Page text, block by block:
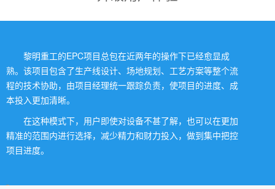
黎明重工的EPC项目总包在近两年的操作下已经愈显成
熟。该项目包含了生产线设计、场地规划、工艺方案等整个流
程的技术协助，由项目经理统一跟踪负责，使项目的进度、成
本投入更加清晰。
在这种模式下，用户即使对设备不甚了解，也可以在更加
精准的范围内进行选择，减少精力和财力投入，做到集中把控
项目进度。